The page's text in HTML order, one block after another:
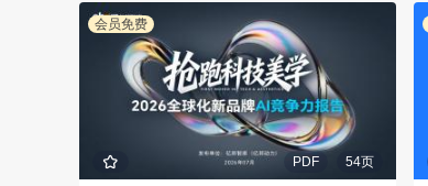
会员免费
PDF 54页